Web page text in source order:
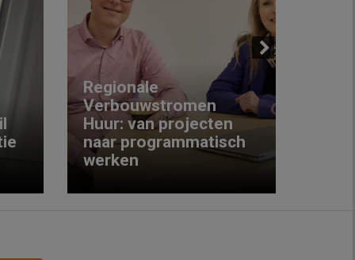
Regionale
Verbouwstromen
Huur: van projecten
naar programmatisch
werken
Next